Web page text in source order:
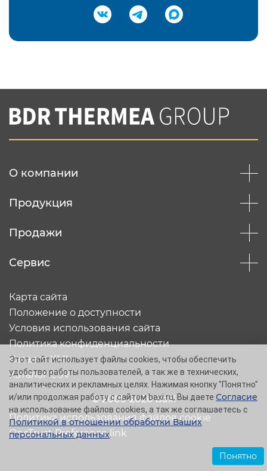
Подтвердить e-mail
Вы соглашаетесь с нашей политикой
конфеденциальности
О компании
Продукция
Продажи
Сервис
© 2005-2026 Baxi
Карта сайта
Положение о доступности
Условия использования сайта
Политика конфиденциальности
Каталог XML
Каталог CSV
Политика использования файлов cookie
OneTrust Preference link
Этот сайт использует файлы cookies, чтобы обеспечить
удобство работы пользователей, а так же в технических,
аналитических и рекламных целях. Нажимая кнопку "Понятно"
и/или продолжая работу с сайтом baxi.ru, Вы даете Согласие
на использование файлов cookies, а так же соглашаетесь с
Политикой в отношении обработки Ваших
персональных данных.
Понятно